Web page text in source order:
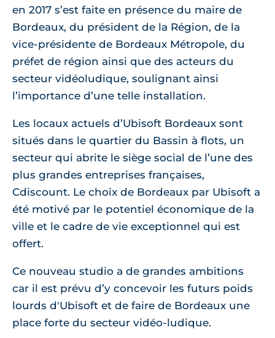
en 2017 s’est faite en présence du maire de
Bordeaux, du président de la Région, de la
vice-présidente de Bordeaux Métropole, du
préfet de région ainsi que des acteurs du
secteur vidéoludique, soulignant ainsi
l’importance d’une telle installation.
Les locaux actuels d’Ubisoft Bordeaux sont
situés dans le quartier du Bassin à flots, un
secteur qui abrite le siège social de l’une des
plus grandes entreprises françaises,
Cdiscount. Le choix de Bordeaux par Ubisoft a
été motivé par le potentiel économique de la
ville et le cadre de vie exceptionnel qui est
offert.
Ce nouveau studio a de grandes ambitions
car il est prévu d’y concevoir les futurs poids
lourds d'Ubisoft et de faire de Bordeaux une
place forte du secteur vidéo-ludique.